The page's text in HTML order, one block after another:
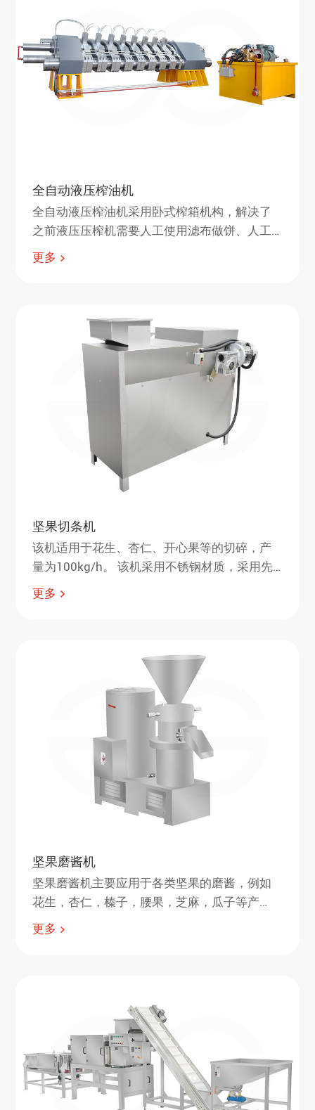
全自动液压榨油机
全自动液压榨油机采用卧式榨箱机构，解决了
之前液压压榨机需要人工使用滤布做饼、人工
出饼等间歇式生产弊端，实现了自动进料、自
更多
坚果切条机
该机适用于花生、杏仁、开心果等的切碎，产
量为100kg/h。 该机采用不锈钢材质，采用先
进的工艺设计和特殊刀片，切割快速，耐用。
更多
坚果磨酱机
坚果磨酱机主要应用于各类坚果的磨酱，例如
花生，杏仁，榛子，腰果，芝麻，瓜子等产
品。
更多